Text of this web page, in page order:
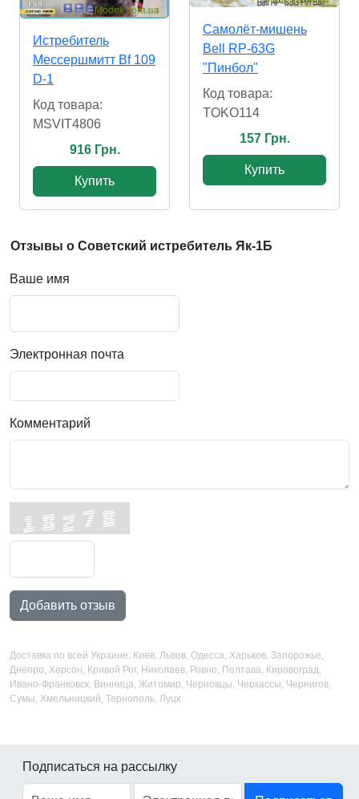
Истребитель
Мессершмитт Bf 109
D-1
Код товара:
MSVIT4806
916 Грн.
Купить
Самолёт-мишень
Bell RP-63G
"Пинбол"
Код товара:
TOKO114
157 Грн.
Купить
Отзывы о Советский истребитель Як-1Б
Ваше имя
Электронная почта
Комментарий
Добавить отзыв
Доставка по всей Украине: Киев, Львов, Одесса, Харьков, Запорожье,
Днепро, Херсон, Кривой Рог, Николаев, Ровно, Полтава, Кировоград,
Ивано-Франковск, Винница, Житомир, Черновцы, Черкассы, Чернигов,
Сумы, Хмельницкий, Тернополь, Луцк
Подписаться на рассылку